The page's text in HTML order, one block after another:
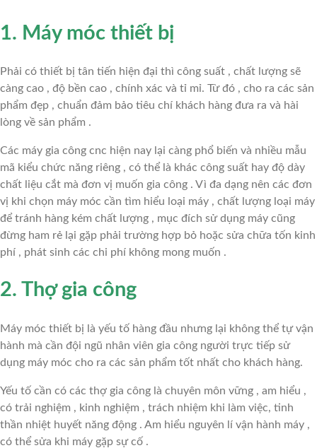
CƠ
KHÍ
CNC
ĐÀ
NẴNG
UY
TÍN
–
CHẤT
LƯỢNG
1. Máy móc thiết bị
Phải có thiết bị tân tiến hiện đại thì công suất , chất lượng sẽ
càng cao , độ bền cao , chính xác và tỉ mỉ. Từ đó , cho ra các sản
phẩm đẹp , chuẩn đảm bảo tiêu chí khách hàng đưa ra và hài
lòng về sản phẩm .
Các máy gia công cnc hiện nay lại càng phổ biến và nhiều mẫu
mã kiểu chức năng riêng , có thể là khác công suất hay độ dày
chất liệu cắt mà đơn vị muốn gia công . Vì đa dạng nên các đơn
vị khi chọn máy móc cần tìm hiểu loại máy , chất lượng loại máy
để tránh hàng kém chất lượng , mục đích sử dụng máy cũng
đừng ham rẻ lại gặp phải trường hợp bỏ hoặc sửa chữa tốn kinh
phí , phát sinh các chi phí không mong muốn .
2. Thợ gia công
Máy móc thiết bị là yếu tố hàng đầu nhưng lại không thể tự vận
hành mà cần đội ngũ nhân viên gia công người trực tiếp sử
dụng máy móc cho ra các sản phẩm tốt nhất cho khách hàng.
Yếu tố cần có các thợ gia công là chuyên môn vững , am hiểu ,
có trải nghiệm , kinh nghiệm , trách nhiệm khi làm việc, tinh
thần nhiệt huyết năng động . Am hiểu nguyên lí vận hành máy ,
có thể sửa khi máy gặp sự cố .